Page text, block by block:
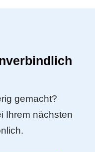
gemacht?
Ihrem nächsten